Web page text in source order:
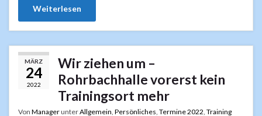
Weiterlesen
MÄRZ
24
2022
Wir ziehen um –
Rohrbachhalle vorerst kein
Trainingsort mehr
Von ManagerunterAllgemein Persönliches Termine 2022 Training